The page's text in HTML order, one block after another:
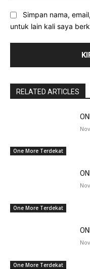
Simpan nama,
untuk lain kali saya
RELATED ARTICLES
One More Terdekat
One More Terdekat
One More Terdekat